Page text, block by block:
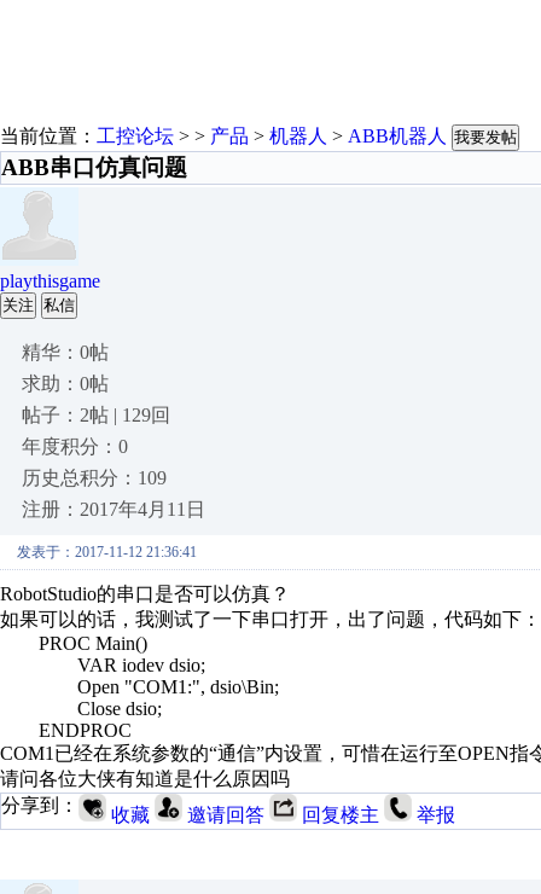
当前位置： 工控论坛 > > 产品 > 机器人 > ABB机器人 我要发帖
ABB串口仿真问题
playthisgame
关注 私信
精华：0帖
求助：0帖
帖子：2帖 | 129回
年度积分：0
历史总积分：109
注册：2017年4月11日
发表于：2017-11-12 21:36:41
RobotStudio的串口是否可以仿真？
如果可以的话，我测试了一下串口打开，出了问题，代码如下：
PROC Main()
VAR iodev dsio;
Open "COM1:", dsio\Bin;
Close dsio;
ENDPROC
COM1已经在系统参数的“通信”内设置，可惜在运行至OPEN指
请问各位大侠有知道是什么原因吗
分享到：
收藏 邀请回答 回复楼主 举报